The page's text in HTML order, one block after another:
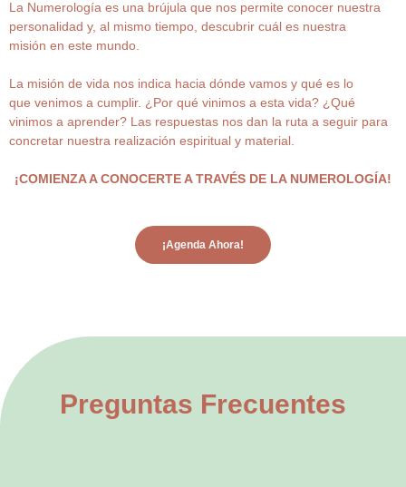
La Numerología es una brújula que nos permite conocer nuestra
personalidad y, al mismo tiempo, descubrir cuál es nuestra
misión en este mundo.
La misión de vida nos indica hacia dónde vamos y qué es lo
que venimos a cumplir. ¿Por qué vinimos a esta vida? ¿Qué
vinimos a aprender? Las respuestas nos dan la ruta a seguir para
concretar nuestra realización espiritual y material.
¡COMIENZA A CONOCERTE A TRAVÉS DE LA NUMEROLOGÍA!
¡Agenda Ahora!
Preguntas Frecuentes